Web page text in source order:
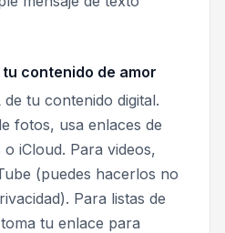
contenido de amor
tu contenido digital.
fotos, usa enlaces de
iCloud. Para videos,
(puedes hacerlos no
Para listas de
tu enlace para